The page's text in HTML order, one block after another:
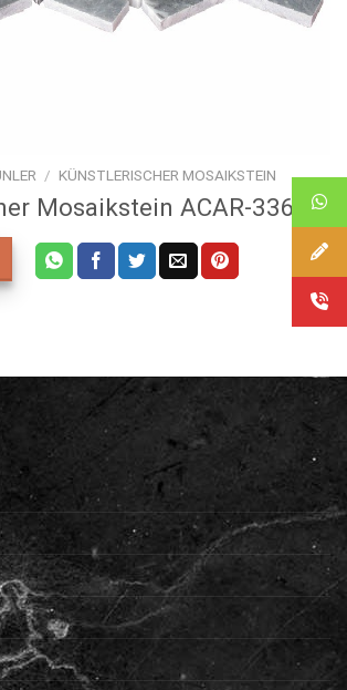
/ KÜNSTLERISCHER MOSAIKSTEIN
Mosaikstein ACAR-336